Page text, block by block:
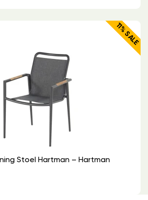
11% SALE
Stoel Hartman – Hartman